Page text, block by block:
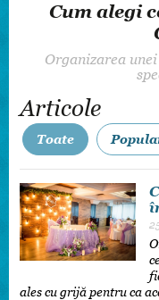
Select
Serviciile catering
Articole
Toate
ales cu grijă pentru ca